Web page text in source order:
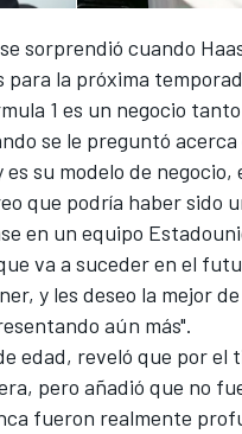
sorprendió cuando
para la próxima
1 es un negocio
se le preguntó acerca
su modelo de
que podría haber
en un equipo
va a suceder en el
y les deseo la mejor
aún más".
edad, reveló que por el
pero añadió que no
fueron realmente